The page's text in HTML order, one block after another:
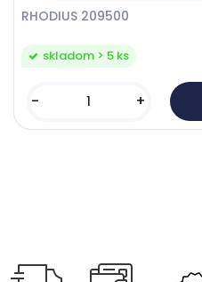
RHODIUS 209500
skladom > 5 ks
- +